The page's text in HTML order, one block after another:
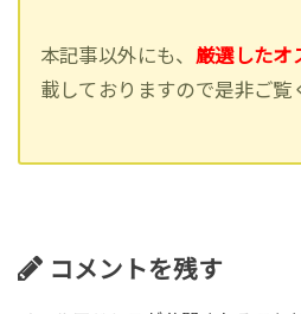
本記事以外にも、 厳選したオ
載しておりますので是非ご覧
コメントを残す